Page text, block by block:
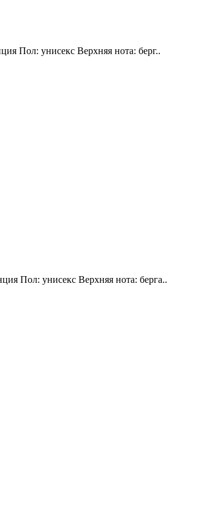
Пол: унисекс Верхняя нота: берг..
Пол: унисекс Верхняя нота: берга..